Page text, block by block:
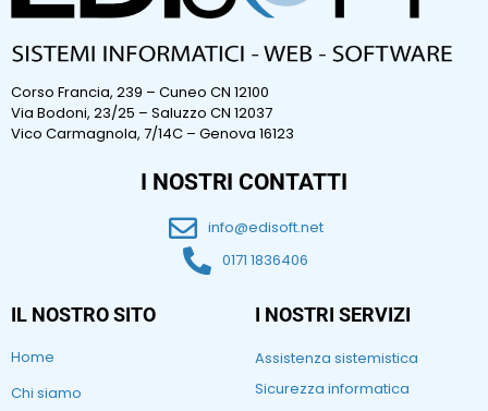
Corso Francia, 239 – Cuneo CN 12100
Via Bodoni, 23/25 – Saluzzo CN 12037
Vico Carmagnola, 7/14C – Genova 16123
I NOSTRI CONTATTI
info@edisoft.net
0171 1836406
IL NOSTRO SITO
Home
Chi siamo
I NOSTRI SERVIZI
Assistenza sistemistica
Sicurezza informatica